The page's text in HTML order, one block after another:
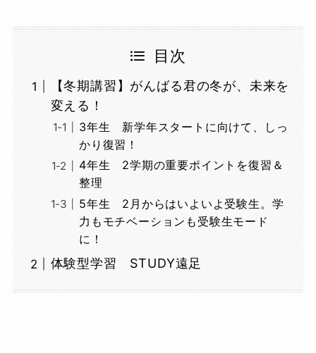
目次
【冬期講習】がんばる君の冬が、未来を
変える！
3年生 新学年スタートに向けて、しっ
かり復習！
4年生 2学期の重要ポイントを復習＆
整理
5年生 2月からはいよいよ受験生。学
力もモチベーションも受験生モード
に！
体験型学習 STUDY遠足